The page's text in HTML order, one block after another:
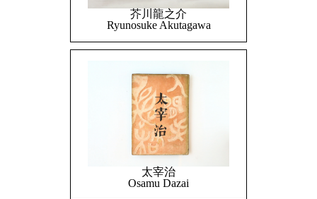
芥川龍之介
Ryunosuke Akutagawa
太宰治
Osamu Dazai